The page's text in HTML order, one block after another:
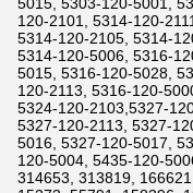
120-2101, 5314-120-
5314-120-2105, 5314-
5314-120-5006, 5316-
5015, 5316-120-5028,
120-2113, 5316-120-
5324-120-2103,5327-
5327-120-2113, 5327-
5016, 5327-120-5017,
120-5004, 5435-120-
314653, 313819,